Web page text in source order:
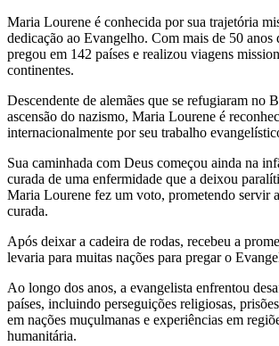
Maria Lourene é conhecida por sua trajetória
dedicação ao Evangelho. Com mais de 50 anos
pregou em 142 países e realizou viagens
continentes.
Descendente de alemães que se refugiaram no
ascensão do nazismo, Maria Lourene é
internacionalmente por seu trabalho
Sua caminhada com Deus começou ainda na
curada de uma enfermidade que a deixou
Maria Lourene fez um voto, prometendo servir
curada.
Após deixar a cadeira de rodas, recebeu a
levaria para muitas nações para pregar o
Ao longo dos anos, a evangelista enfrentou
países, incluindo perseguições religiosas,
em nações muçulmanas e experiências em
humanitária.